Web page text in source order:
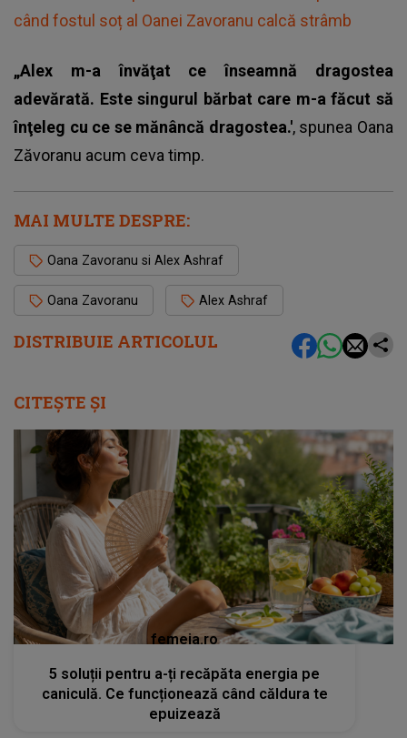
DISTRIBUIE ARTICOLUL
când fostul soț al Oanei Zavoranu calcă strâmb
„Alex m-a învăţat ce înseamnă dragostea
adevărată. Este singurul bărbat care m-a făcut să
înţeleg cu ce se mănâncă dragostea.', spunea Oana
Zăvoranu acum ceva timp.
MAI MULTE DESPRE:
Oana Zavoranu si Alex Ashraf
Oana Zavoranu Alex Ashraf
CITEȘTE ȘI
femeia.ro
5 soluții pentru a-ți recăpăta energia pe
caniculă. Ce funcționează când căldura te
epuizează